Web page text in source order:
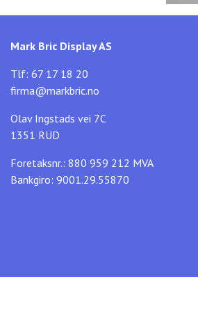
Mark Bric Display AS
Tlf: 67 17 18 20
firma@markbric.no
Olav Ingstads vei 7C
1351 RUD
Foretaksnr.: 880 959 212 MVA
Bankgiro: 9001.29.55870